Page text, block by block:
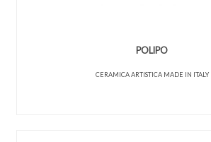
POLIPO
CERAMICA ARTISTICA MADE IN ITALY